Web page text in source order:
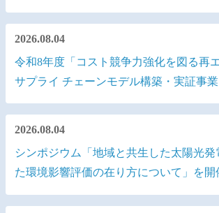
公共団体等の三次公募を開始
2026.08.04
サプライ チェーンモデル構築・実証事
2026.08.04
た環境影響評価の在り方について」を開